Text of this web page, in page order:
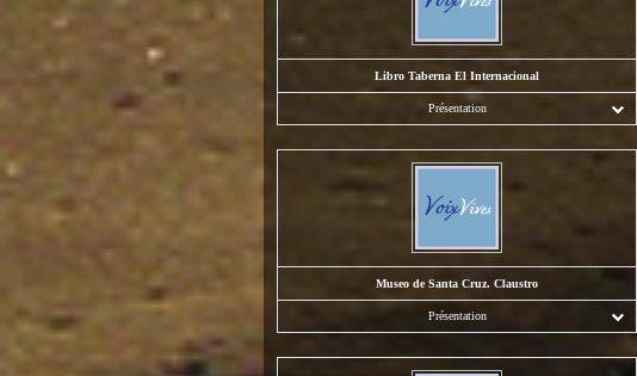
Libro Taberna El Internacional
Présentation
Museo de Santa Cruz. Claustro
Présentation